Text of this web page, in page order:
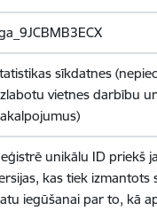
sīkdatnes
vietnes darbību
unikālu ID priekš
kas tiek izmantots
iegūšanai par to, kā